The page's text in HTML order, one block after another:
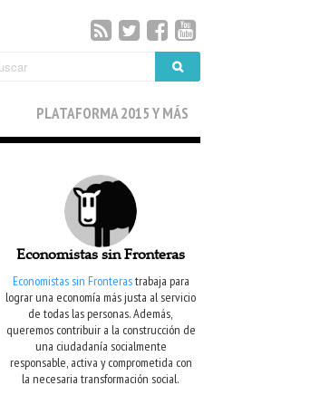
PLATAFORMA 2015 Y MÁS
Economistas sin Fronteras
Economistas sin Fronterastrabaja para
lograr una economía más justa al servicio
de todas las personas. Además,
queremos contribuir a la construcción de
una ciudadanía socialmente
responsable, activa y comprometida con
la necesaria transformación social.